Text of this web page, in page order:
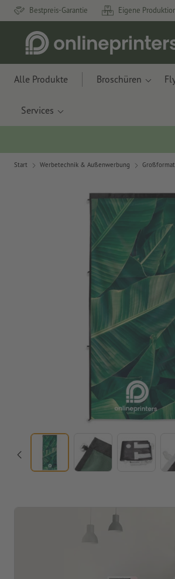
Bestpreis-Garantie Eigene
Alle Produkte Broschüren
Services
Start Werbetechnik & Außenwerbung